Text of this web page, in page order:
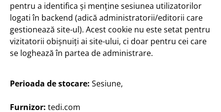
pentru a identifica și menține sesiunea utilizatorilor
logati în backend (adică administratorii/editorii care
gestionează site-ul). Acest cookie nu este setat pentru
vizitatorii obișnuiți ai site-ului, ci doar pentru cei care
se loghează în partea de administrare.
Perioada de stocare: Sesiune,
Furnizor: tedi.com